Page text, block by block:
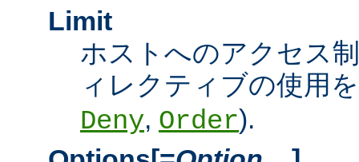
Limit
ホストへのアクセス
ィレクティブの使用
Deny, Order).